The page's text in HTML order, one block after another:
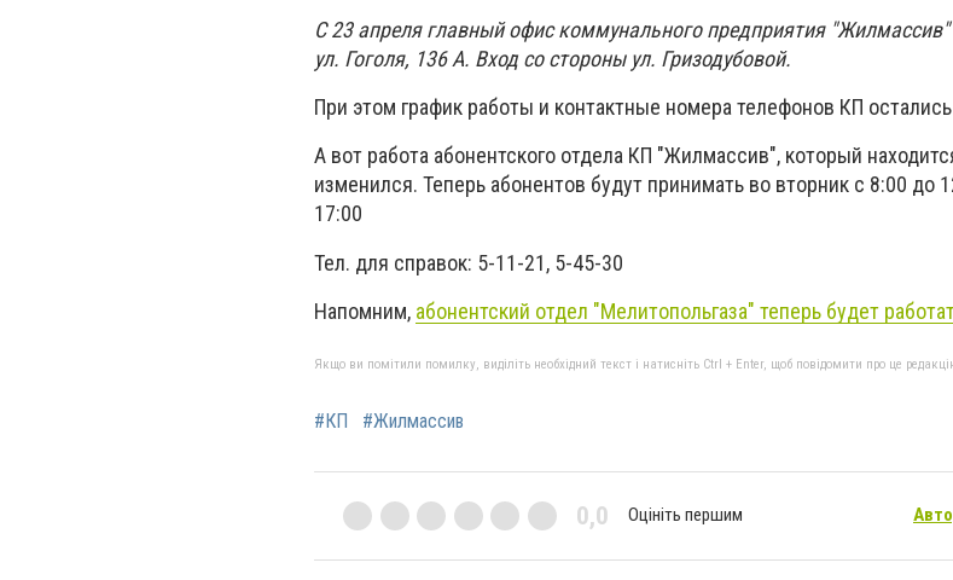
С 23 апреля главный офис коммунального предприятия "Жилмассив"
ул. Гоголя, 136 А. Вход со стороны ул. Гризодубовой.
При этом график работы и контактные номера телефонов КП
А вот работа абонентского отдела КП "Жилмассив", который
изменился. Теперь абонентов будут принимать во вторник с 8:00 до
17:00
Тел. для справок: 5-11-21, 5-45-30
Напомним, абонентский отдел "Мелитопольгаза" теперь будет
Якщо ви помітили помилку, виділіть необхідний текст і натисніть Ctrl + Enter, щоб повідомити про це
#КП #Жилмассив
0,0 Оцініть першим